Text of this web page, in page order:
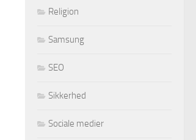
Religion
Samsung
SEO
Sikkerhed
Sociale medier